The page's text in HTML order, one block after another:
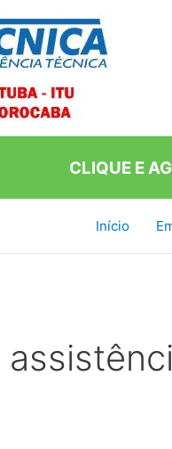
CLIQUE E
Início